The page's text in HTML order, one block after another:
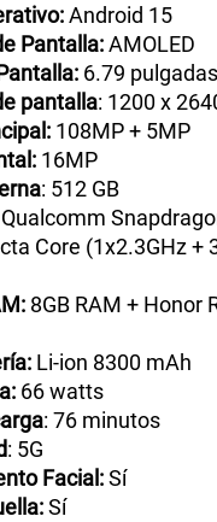
Android 15
Pantalla:AMOLED
6.79 pulgadas
pantalla: 1200 x
108MP + 5MP
16MP
: 512 GB
Qualcomm
Core (1x2.3GHz +
8GB RAM + Honor
Li-ion 8300 mAh
66 watts
: 76 minutos
: 5G
Facial:Sí
Sí